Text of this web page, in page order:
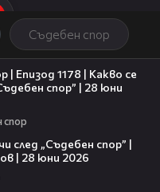
Съдебен спор
| Епизод 1178 | Какво се
спор” | 28 юни
спор
след „Съдебен спор” |
| 28 юни 2026